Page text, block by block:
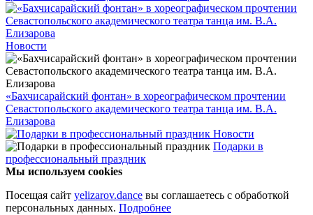
Новости
«Бахчисарайский фонтан» в хореографическом прочтении
Севастопольского академического театра танца им. В.А.
Елизарова
Новости
Подарки в
профессиональный праздник
Мы используем cookies
Посещая сайт yelizarov.dance вы соглашаетесь с обработкой
персональных данных. Подробнее